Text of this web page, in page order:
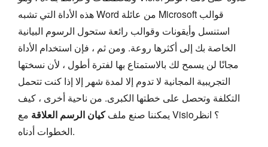
هذه الأداة التي تشبه Word من عائلة Microsoft قوالب
استنسل وأيقونات وقوالب رائعة ستحول الرسوم البيانية
الخاصة بك إلى أكثرها روعة. ومن ثم ، فإن استخدام الأداة
مجانًا لن يسمح لك بالاستمتاع بها لفترة أطول ، لأن نسختها
التجريبية المجانية لا تدوم إلا لمدة شهر إلا إذا كنت تتحمل
التكلفة وتحصل على خطتها الكبرى. من ناحية أخرى ، كيف
يمكننا صنع ملفكيان الرسم العلاقة مع Visio؟ انظر
الخطوات أدناه.